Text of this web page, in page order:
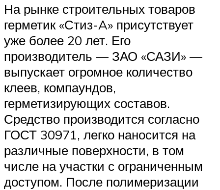
На рынке строительных товаров
герметик «Стиз-A» присутствует
уже более 20 лет. Его
производитель — ЗАО «САЗИ» —
выпускает огромное количество
клеев, компаундов,
герметизирующих составов.
Средство производится согласно
ГОСТ 30971, легко наносится на
различные поверхности, в том
числе на участки с ограниченным
доступом. После полимеризации